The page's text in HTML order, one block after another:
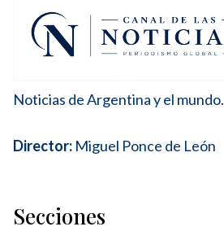
Noticias de Argentina y el mundo.
Director: Miguel Ponce de León
Secciones